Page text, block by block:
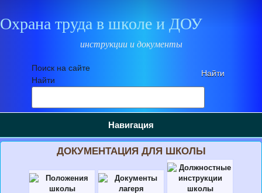
Охрана труда в школе и ДОУ
инструкции и документы
Поиск на сайте
Найти
Навигация
ДОКУМЕНТАЦИЯ ДЛЯ ШКОЛЫ